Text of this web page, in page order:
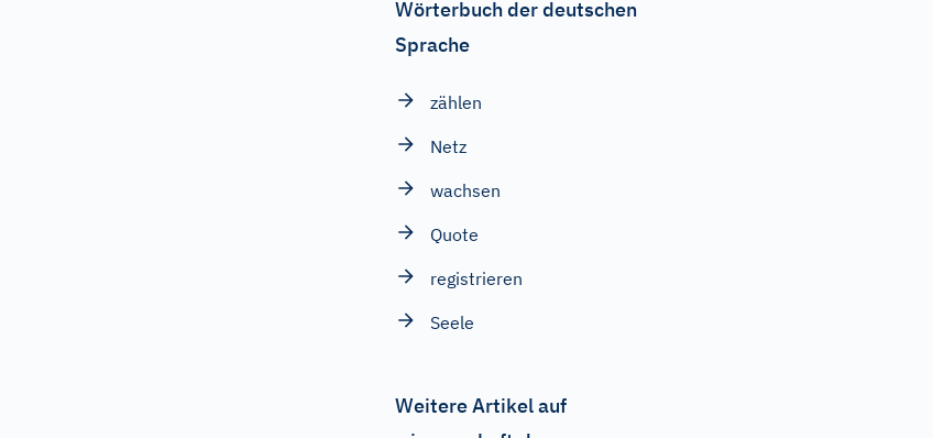
Wörterbuch der deutschen
Sprache
zählen
Netz
wachsen
Quote
registrieren
Seele
Weitere Artikel auf